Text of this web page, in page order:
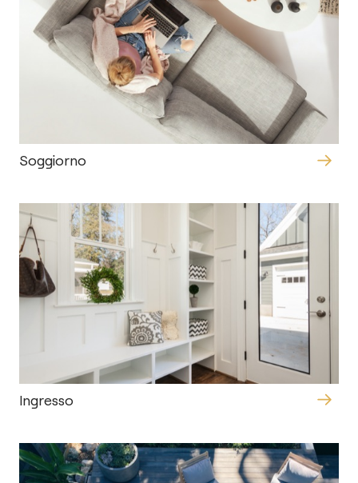
Soggiorno
Ingresso